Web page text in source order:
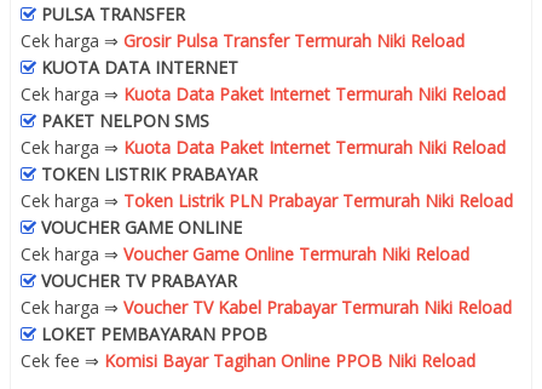
PULSA TRANSFER
Cek harga ⇒ Grosir Pulsa Transfer Termurah Niki Reload
KUOTA DATA INTERNET
Cek harga ⇒ Kuota Data Paket Internet Termurah Niki Reload
PAKET NELPON SMS
Cek harga ⇒ Kuota Data Paket Internet Termurah Niki Reload
TOKEN LISTRIK PRABAYAR
Cek harga ⇒ Token Listrik PLN Prabayar Termurah Niki Reload
VOUCHER GAME ONLINE
Cek harga ⇒ Voucher Game Online Termurah Niki Reload
VOUCHER TV PRABAYAR
Cek harga ⇒ Voucher TV Kabel Prabayar Termurah Niki Reload
LOKET PEMBAYARAN PPOB
Cek fee ⇒ Komisi Bayar Tagihan Online PPOB Niki Reload